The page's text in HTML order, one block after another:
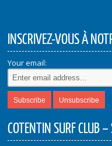
INSCRIVEZ-VOUS À
Your email:
COTENTIN SURF CLUB –